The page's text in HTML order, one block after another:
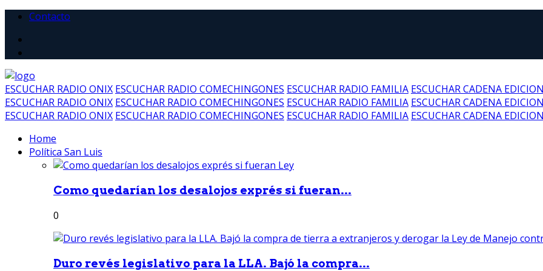
Contacto
ESCUCHAR RADIO ONIX ESCUCHAR RADIO COMECHINGONES ESCUCHAR RADIO FAMILIA ESCUCHAR CADENA EDICION
ESCUCHAR RADIO ONIX ESCUCHAR RADIO COMECHINGONES ESCUCHAR RADIO FAMILIA ESCUCHAR CADENA EDICION
ESCUCHAR RADIO ONIX ESCUCHAR RADIO COMECHINGONES ESCUCHAR RADIO FAMILIA ESCUCHAR CADENA EDICION
Home
Política San Luis
Como quedarían los desalojos exprés si fueran...
0
Duro revés legislativo para la LLA. Bajó la compra...